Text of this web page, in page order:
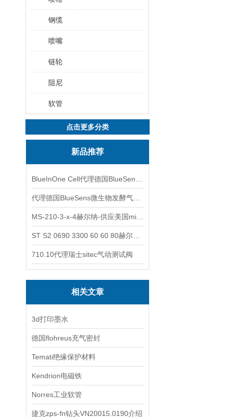
钢缆
喷嘴
链轮
阻尼
软管
点击更多分类
新品推荐
710.10代理瑞士sitec气动测试阀
相关文章
3d打印墨水
德国flohreus充气密封
Temati绝缘保护材料
Kendrion电磁铁
Norres工业软管
捷克zps-fn钻头VN20015.0190介绍